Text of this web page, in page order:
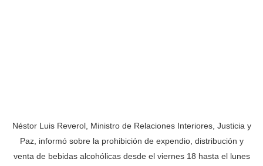
Néstor Luis Reverol, Ministro de Relaciones Interiores, Justicia y
Paz, informó sobre la prohibición de expendio, distribución y
venta de bebidas alcohólicas desde el viernes 18 hasta el lunes